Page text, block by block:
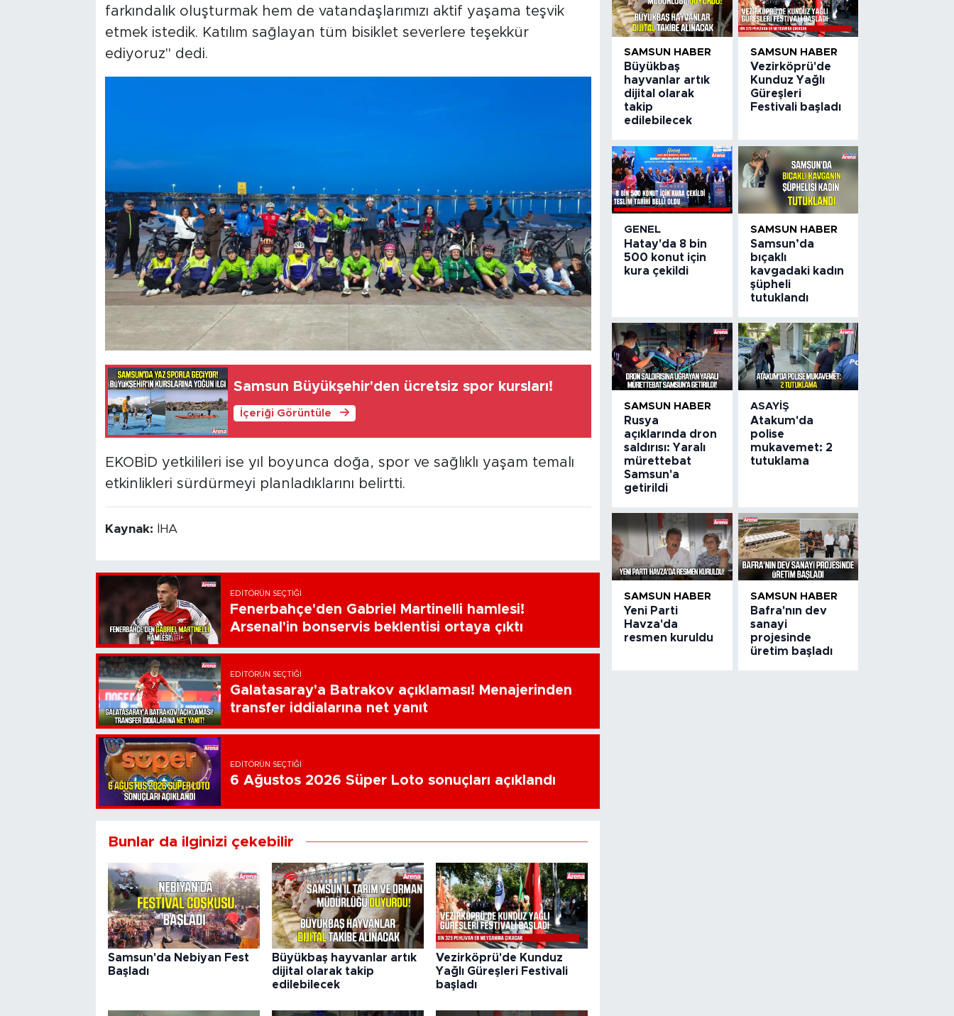
farkındalık oluşturmak hem de vatandaşlarımızı aktif yaşama teşvik
etmek istedik. Katılım sağlayan tüm bisiklet severlere teşekkür
ediyoruz" dedi.
Samsun Büyükşehir'den ücretsiz spor kursları!
İçeriği Görüntüle
EKOBİD yetkilileri ise yıl boyunca doğa, spor ve sağlıklı yaşam temalı
etkinlikleri sürdürmeyi planladıklarını belirtti.
Kaynak: İHA
EDITÖRÜN SEÇTIĞI
Fenerbahçe'den Gabriel Martinelli hamlesi!
Arsenal'in bonservis beklentisi ortaya çıktı
EDITÖRÜN SEÇTIĞI
Galatasaray'a Batrakov açıklaması! Menajerinden
transfer iddialarına net yanıt
EDITÖRÜN SEÇTIĞI
6 Ağustos 2026 Süper Loto sonuçları açıklandı
Bunlar da ilginizi çekebilir
Samsun'da Nebiyan Fest
Başladı
Büyükbaş hayvanlar artık
dijital olarak takip
edilebilecek
Vezirköprü'de Kunduz
Yağlı Güreşleri Festivali
başladı
SAMSUN HABER
Büyükbaş
hayvanlar artık
dijital olarak
takip
edilebilecek
SAMSUN HABER
Vezirköprü'de
Kunduz Yağlı
Güreşleri
Festivali başladı
GENEL
Hatay'da 8 bin
500 konut için
kura çekildi
SAMSUN HABER
Samsun’da
bıçaklı
kavgadaki kadın
şüpheli
tutuklandı
SAMSUN HABER
Rusya
açıklarında dron
saldırısı: Yaralı
mürettebat
Samsun'a
getirildi
ASAYIŞ
Atakum'da
polise
mukavemet: 2
tutuklama
SAMSUN HABER
Yeni Parti
Havza'da
resmen kuruldu
SAMSUN HABER
Bafra'nın dev
sanayi
projesinde
üretim başladı